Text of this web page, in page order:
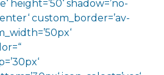
height=’50‘ shadow=’no-
custom_border=’av-